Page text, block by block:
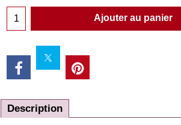
Ajouter au panier
Description